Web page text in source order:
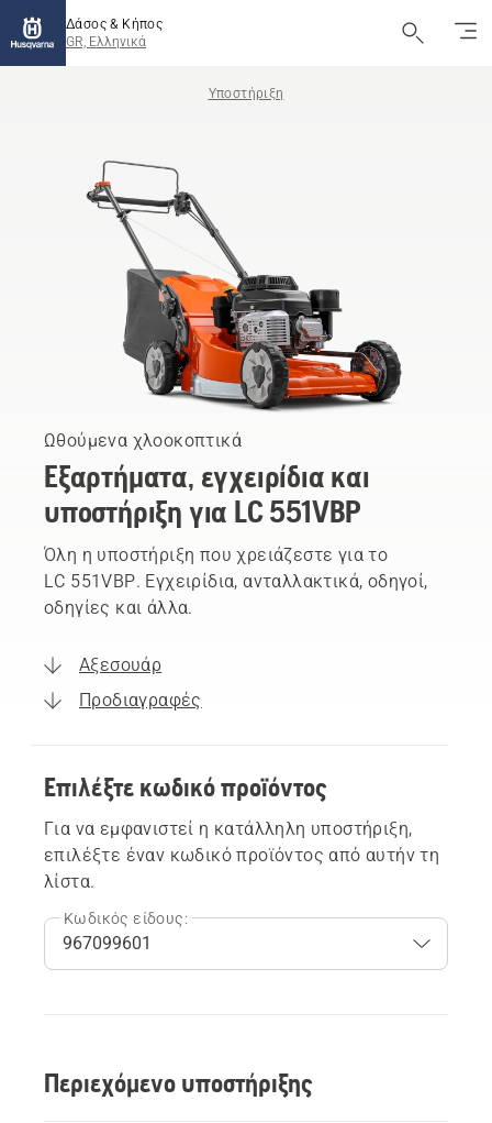
Δάσος & Κήπος
GR, Ελληνικά
Υποστήριξη
Ωθούμενα χλοοκοπτικά
Εξαρτήματα, εγχειρίδια και
υποστήριξη για LC 551VBP
Όλη η υποστήριξη που χρειάζεστε για το
LC 551VBP. Εγχειρίδια, ανταλλακτικά, οδηγοί,
οδηγίες και άλλα.
Αξεσουάρ
Προδιαγραφές
Επιλέξτε κωδικό προϊόντος
Για να εμφανιστεί η κατάλληλη υποστήριξη,
επιλέξτε έναν κωδικό προϊόντος από αυτήν τη
λίστα.
Κωδικός είδους:
Περιεχόμενο υποστήριξης